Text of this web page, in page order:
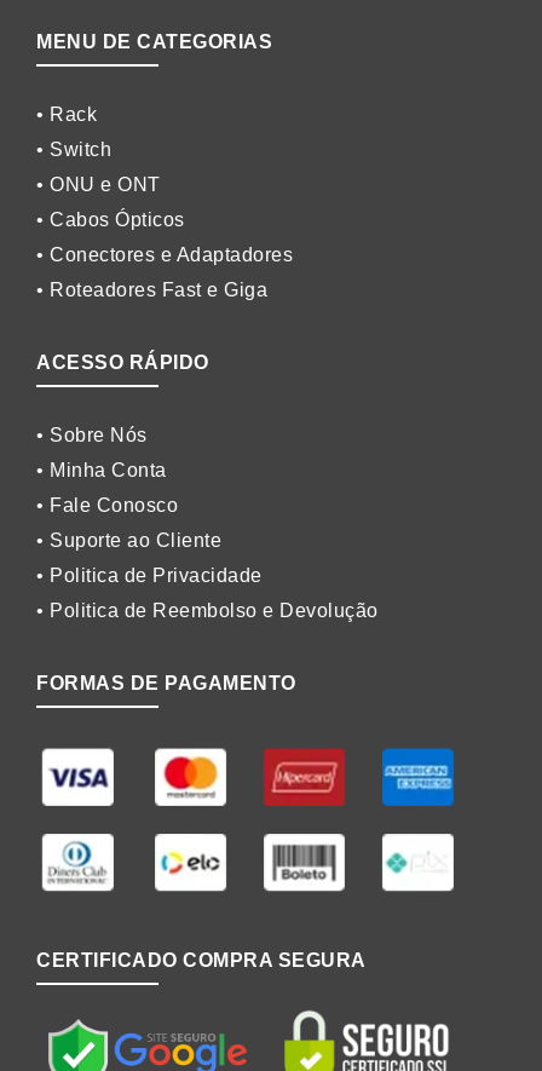
MENU DE CATEGORIAS
• Rack
• Switch
• ONU e ONT
• Cabos Ópticos
• Conectores e Adaptadores
• Roteadores Fast e Giga
ACESSO RÁPIDO
• Sobre Nós
• Minha Conta
• Fale Conosco
• Suporte ao Cliente
• Politica de Privacidade
• Politica de Reembolso e Devolução
FORMAS DE PAGAMENTO
CERTIFICADO COMPRA SEGURA